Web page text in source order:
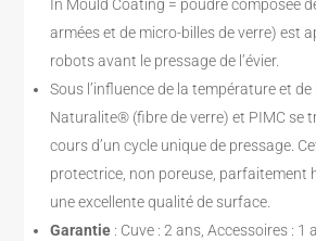
In Mould Coating = poudre composée
armées et de micro-billes de verre) est
robots avant le pressage de l’évier.
Sous l’influence de la température et de
Naturalite® (fibre de verre) et PIMC se
cours d’un cycle unique de pressage.
protectrice, non poreuse, parfaitement
une excellente qualité de surface.
Garantie : Cuve : 2 ans, Accessoires : 1